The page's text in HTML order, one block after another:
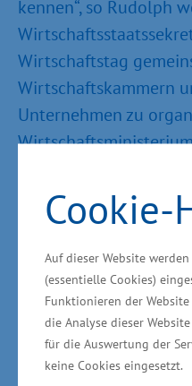
Cookie-
Auf dieser Website
(essentielle Cookies)
Funktionieren der
die Analyse dieser
für die Auswertung der
keine Cookies eingesetzt.
kennen“, so Rudolph
Wirtschaftstag
Wirtschaftskammern
Unternehmen zu
gesammelten
übernehmen.
Präsident Hans Thon
Siegbert Eisenach
Iran auf dem
Wertschöpfung